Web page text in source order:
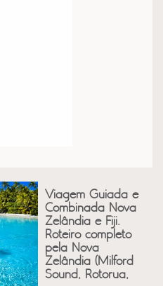
Viagem Guiada e
Combinada Nova
Zelândia e Fiji.
Roteiro completo
pela Nova
Zelândia (Milford
Sound, Rotorua,